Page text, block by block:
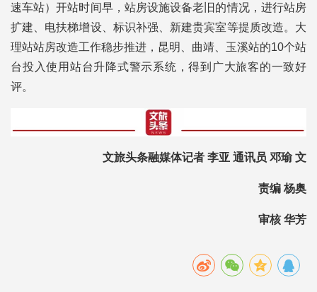
速车站）开站时间早，站房设施设备老旧的情况，进行站房
扩建、电扶梯增设、标识补强、新建贵宾室等提质改造。大
理站站房改造工作稳步推进，昆明、曲靖、玉溪站的10个站
台投入使用站台升降式警示系统，得到广大旅客的一致好
评。
文旅头条融媒体记者 李亚 通讯员 邓瑜 文
责编 杨奥
审核 华芳